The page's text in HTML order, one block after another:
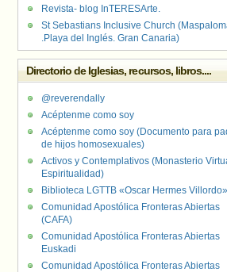
Revista- blog InTERESArte.
St Sebastians Inclusive Church
.Playa del Inglés. Gran Canaria)
Directorio de Iglesias, recursos, libros....
@reverendally
Acéptenme como soy
Acéptenme como soy (Documento para
de hijos homosexuales)
Activos y Contemplativos (Monasterio
Espiritualidad)
Biblioteca LGTTB «Oscar Hermes Villordo»
Comunidad Apostólica Fronteras Abiertas
(CAFA)
Comunidad Apostólica Fronteras Abiertas
Euskadi
Comunidad Apostólica Fronteras Abiertas